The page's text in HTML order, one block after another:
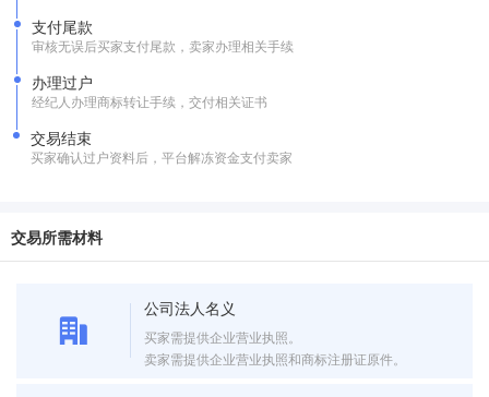
支付尾款
审核无误后买家支付尾款，卖家办理相关手续
办理过户
经纪人办理商标转让手续，交付相关证书
交易结束
买家确认过户资料后，平台解冻资金支付卖家
交易所需材料
公司法人名义
买家需提供企业营业执照。
卖家需提供企业营业执照和商标注册证原件。